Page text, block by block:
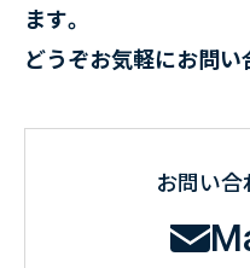
ます。
どうぞお気軽にお問い
お問い合